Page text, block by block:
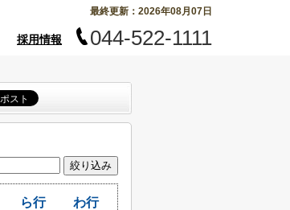
最終更新：2026年08月07日
採用情報 044-522-1111
ら行 わ行